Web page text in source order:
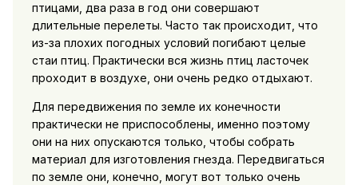
птицами, два раза в год они совершают
длительные перелеты. Часто так происходит, что
из-за плохих погодных условий погибают целые
стаи птиц. Практически вся жизнь птиц ласточек
проходит в воздухе, они очень редко отдыхают.
Для передвижения по земле их конечности
практически не приспособлены, именно поэтому
они на них опускаются только, чтобы собрать
материал для изготовления гнезда. Передвигаться
по земле они, конечно, могут вот только очень